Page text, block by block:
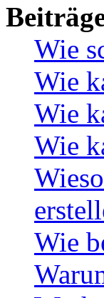
Wie
Wie
Wie
Wie
Wie